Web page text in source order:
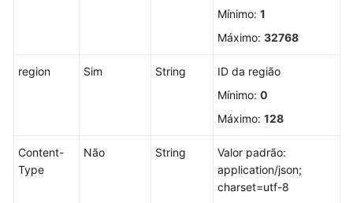
de
status
Mínimo: 1
Máximo: 32768
region Sim String
ID da região
Mínimo: 0
Máximo: 128
Content-
Type
Não String
Valor padrão:
application/json;
charset=utf-8